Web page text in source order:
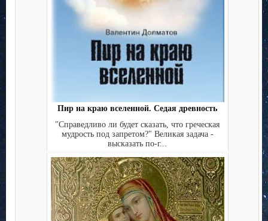
Пир на краю вселенной. Седая древность
"Справедливо ли будет сказать, что греческая
мудрость под запретом?" Великая задача -
высказать по-г...